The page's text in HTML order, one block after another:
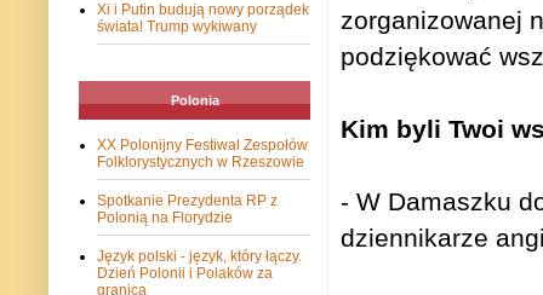
zorganizowanej
podziękować
Kim byli Twoi
- W Damaszku
dziennikarze
Xi i Putin budują nowy porządek
świata! Trump wykiwany
Polonia
XX Polonijny Festiwal Zespołów
Folklorystycznych w Rzeszowie
Spotkanie Prezydenta RP z
Polonią na Florydzie
Język polski - język, który łączy.
Dzień Polonii i Polaków za
granicą